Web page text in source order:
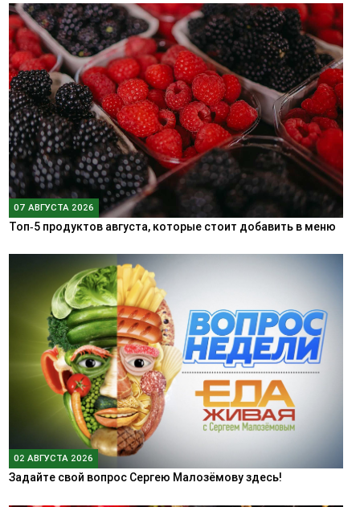
07 АВГУСТА 2026
Топ‑5 продуктов августа, которые стоит добавить в меню
02 АВГУСТА 2026
Задайте свой вопрос Сергею Малозёмову здесь!